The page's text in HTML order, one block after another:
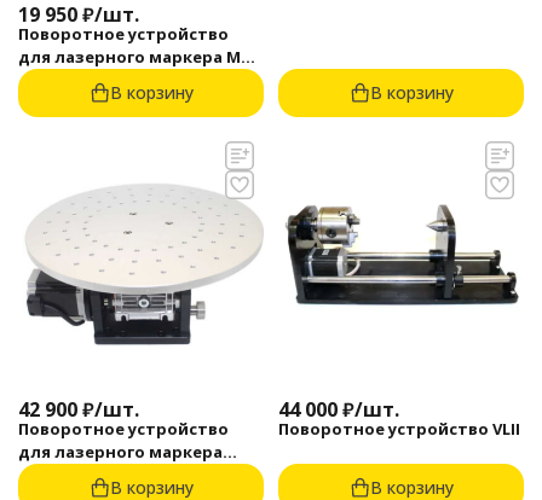
19 950₽/шт.
Поворотное устройство
для лазерного маркера MHX
80-125мм
В корзину В корзину
42 900₽/шт.
Поворотное устройство
для лазерного маркера
M5Box Rotary
В корзину
44 000₽/шт.
Поворотное устройство VLII
В корзину